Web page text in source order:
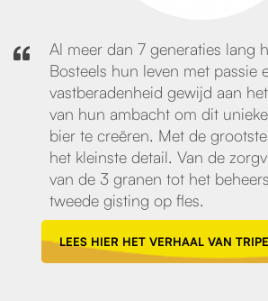
Al meer dan 7 generaties lang
Bosteels hun leven met passie
vastberadenheid gewijd aan
van hun ambacht om dit
bier te creëren. Met de
het kleinste detail. Van de
van de 3 granen tot het
tweede gisting op fles.
LEES HIER HET VERHAAL VAN